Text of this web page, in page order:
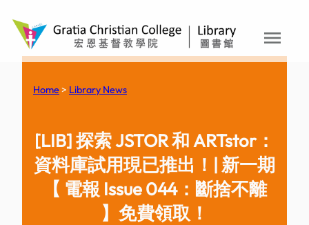
Skip
content
menu
Home> Library News
[LIB] 探索 JSTOR 和 ARTstor：
資料庫試用現已推出！| 新一期
【 電報 Issue 044：斷捨不離
】免費領取！